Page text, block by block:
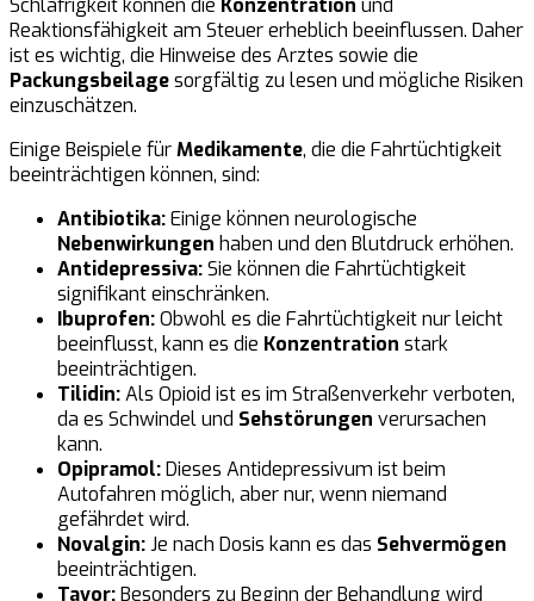
Reaktionsfähigkeit am Steuer erheblich beeinflussen. Daher
ist es wichtig, die Hinweise des Arztes sowie die
Packungsbeilagesorgfältig zu lesen und mögliche Risiken
einzuschätzen.
Einige Beispiele fürMedikamente, die die Fahrtüchtigkeit
beeinträchtigen können, sind:
Antibiotika:Einige können neurologische
Nebenwirkungen haben und den Blutdruck erhöhen.
Antidepressiva:Sie können die Fahrtüchtigkeit
signifikant einschränken.
Ibuprofen:Obwohl es die Fahrtüchtigkeit nur leicht
beeinflusst, kann es die Konzentration stark
beeinträchtigen.
Tilidin:Als Opioid ist es im Straßenverkehr verboten,
da es Schwindel und Sehstörungen verursachen
kann.
Opipramol:Dieses Antidepressivum ist beim
Autofahren möglich, aber nur, wenn niemand
gefährdet wird.
Novalgin:Je nach Dosis kann es das Sehvermögen
beeinträchtigen.
Tavor:Besonders zu Beginn der Behandlung wird